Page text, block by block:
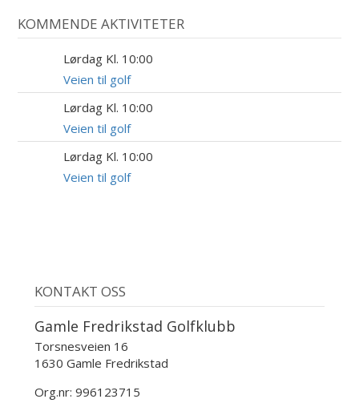
KOMMENDE AKTIVITETER
Lørdag Kl. 10:00
Veien til golf
Lørdag Kl. 10:00
Veien til golf
Lørdag Kl. 10:00
Veien til golf
KONTAKT OSS
Gamle Fredrikstad Golfklubb
Torsnesveien 16
1630 Gamle Fredrikstad
Org.nr: 996123715